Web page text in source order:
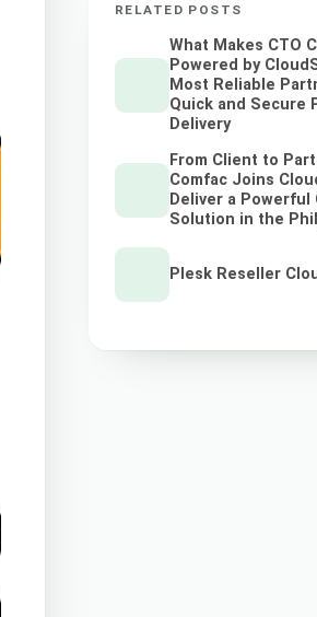
RELATED POSTS
What Makes CTO
Powered by
Most Reliable
Quick and Secure
Delivery
From Client to
Comfac Joins
Deliver a Powerful
Solution in the
Plesk Reseller